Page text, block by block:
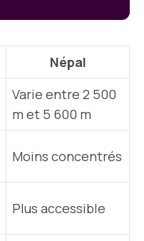
Népal
Varie entre 2 500
m et 5 600 m
Moins concentrés
Plus accessible